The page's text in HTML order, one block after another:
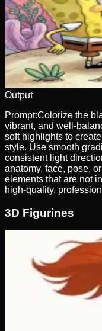
Output
Prompt:Colorize the
vibrant, and well-
soft highlights to
style. Use smooth
consistent light
anatomy, face, pose,
elements that are not
high-quality,
3D Figurines